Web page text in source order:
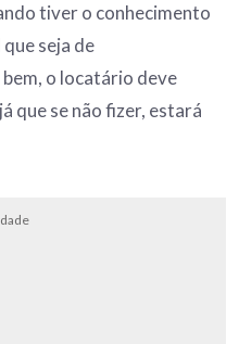
tiver o conhecimento
seja de
o locatário deve
que se não fizer, estará